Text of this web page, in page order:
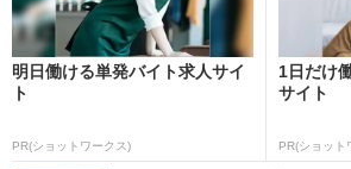
明日働ける単発バイト求人サイ
ト
PR(ショットワークス)
1日だけ
サイト
PR(ショット